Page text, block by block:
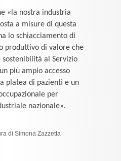
«la nostra industria
a misure di questa
lo schiacciamento di
produttivo di valore che
al Servizio
più ampio accesso
platea di pazienti e un
per
nazionale».
di Simona Zazzetta